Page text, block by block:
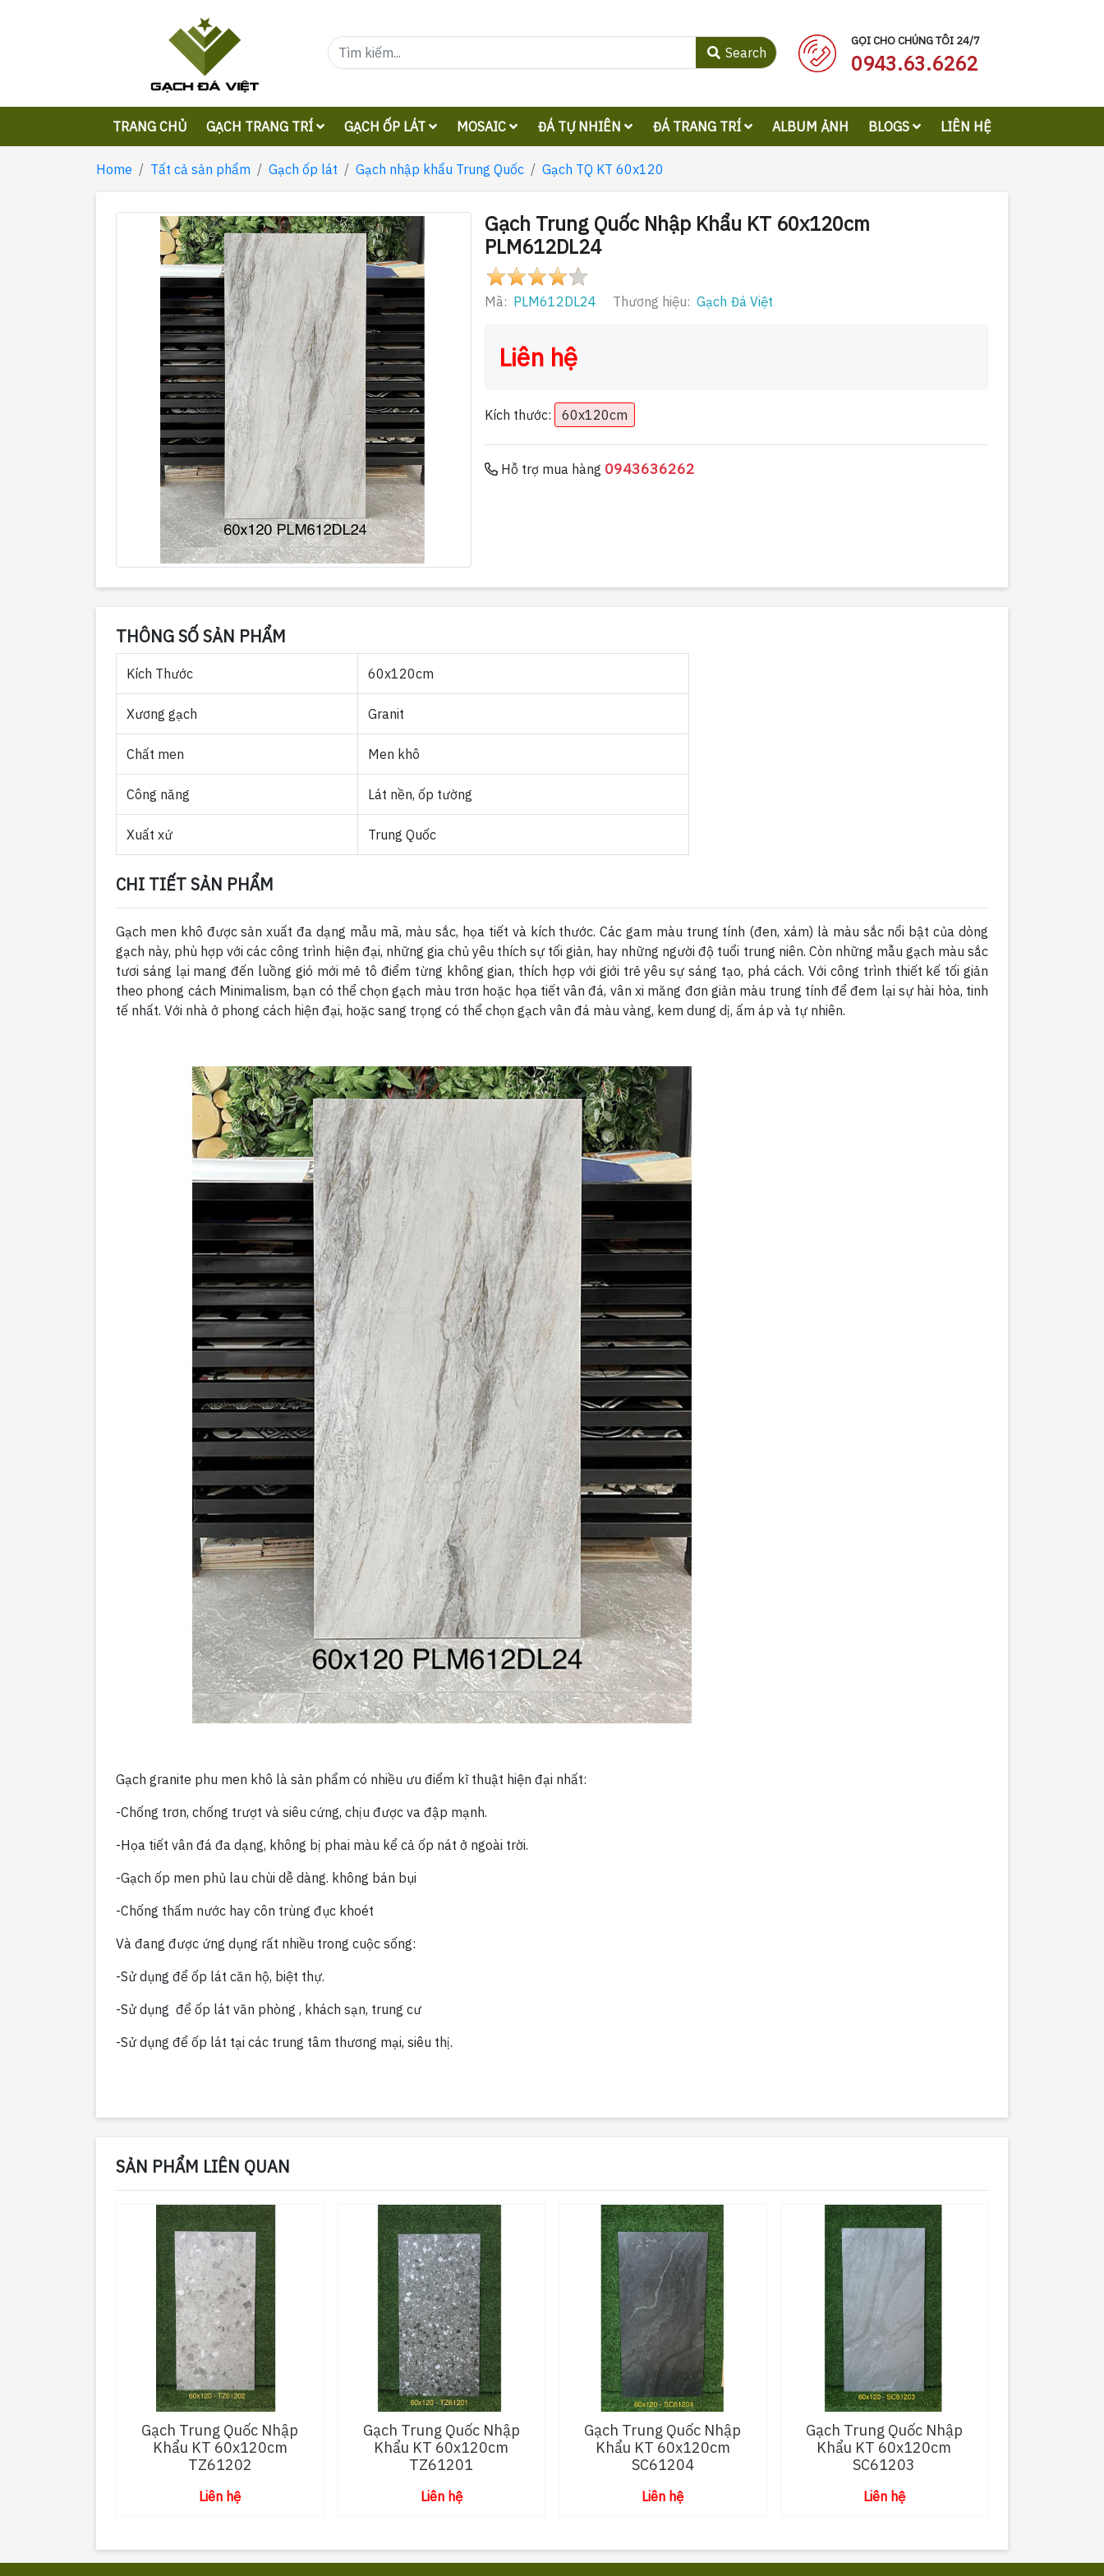
Search
GỌI CHO CHÚNG TÔI 24/7
0943.63.6262
TRANG CHỦ GẠCH TRANG TRÍ GẠCH ỐP LÁT MOSAIC ĐÁ TỰ NHIÊN ĐÁ TRANG TRÍ ALBUM ẢNH BLOGS LIÊN HỆ
Home Tất cả sản phẩm Gạch ốp lát Gạch nhập khẩu Trung Quốc Gạch TQ KT 60x120
Gạch Trung Quốc Nhập Khẩu KT 60x120cm
PLM612DL24
Mã: PLM612DL24 Thương hiệu: Gạch Đá Việt
Liên hệ
Kích thước: 60x120cm
Hỗ trợ mua hàng 0943636262
THÔNG SỐ SẢN PHẨM
Kích Thước 60x120cm
Xương gạch Granit
Chất men Men khô
Công năng Lát nền, ốp tường
Xuất xứ Trung Quốc
CHI TIẾT SẢN PHẨM
Gạch men khô được sản xuất đa dạng mẫu mã, màu sắc, họa tiết và kích thước. Các gam màu trung tính (đen, xám) là màu sắc nổi bật của dòng
gạch này, phù hợp với các công trình hiện đại, những gia chủ yêu thích sự tối giản, hay những người độ tuổi trung niên. Còn những mẫu gạch màu sắc
tươi sáng lại mang đến luồng gió mới mẻ tô điểm từng không gian, thích hợp với giới trẻ yêu sự sáng tạo, phá cách. Với công trình thiết kế tối giản
theo phong cách Minimalism, bạn có thể chọn gạch màu trơn hoặc họa tiết vân đá, vân xi măng đơn giản màu trung tính để đem lại sự hài hòa, tinh
tế nhất. Với nhà ở phong cách hiện đại, hoặc sang trọng có thể chọn gạch vân đá màu vàng, kem dung dị, ấm áp và tự nhiên.
Gạch granite phu men khô là sản phẩm có nhiều ưu điểm kĩ thuật hiện đại nhất:
-Chống trơn, chống trượt và siêu cứng, chịu được va đập mạnh.
-Họa tiết vân đá đa dạng, không bị phai màu kể cả ốp nát ở ngoài trời.
-Gạch ốp men phủ lau chùi dễ dàng. không bán bụi
-Chống thấm nước hay côn trùng đục khoét
Và đang được ứng dụng rất nhiều trong cuộc sống:
-Sử dụng để ốp lát căn hộ, biệt thự.
-Sử dụng để ốp lát văn phòng , khách sạn, trung cư
-Sử dụng để ốp lát tại các trung tâm thương mại, siêu thị.
SẢN PHẨM LIÊN QUAN
Gạch Trung Quốc Nhập
Khẩu KT 60x120cm
TZ61202
Liên hệ
Gạch Trung Quốc Nhập
Khẩu KT 60x120cm
TZ61201
Liên hệ
Gạch Trung Quốc Nhập
Khẩu KT 60x120cm
SC61204
Liên hệ
Gạch Trung Quốc Nhập
Khẩu KT 60x120cm
SC61203
Liên hệ